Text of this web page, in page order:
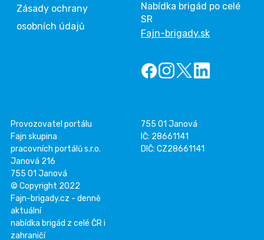
Zásady ochrany
osobních údajů
Nabídka brigád po celé
SR
Fajn-brigady.sk
Provozovatel portálu
Fajn skupina
pracovních portálů s.r.o.
Janová 216
755 01 Janová
755 01 Janová
IČ: 28661141
DIČ: CZ28661141
© Copyright 2022
Fajn-brigady.cz - denně
aktuální
nabídka brigád z celé ČR i
zahraničí